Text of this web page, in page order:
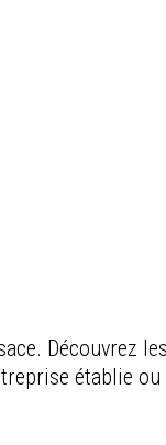
Découvrez
établie